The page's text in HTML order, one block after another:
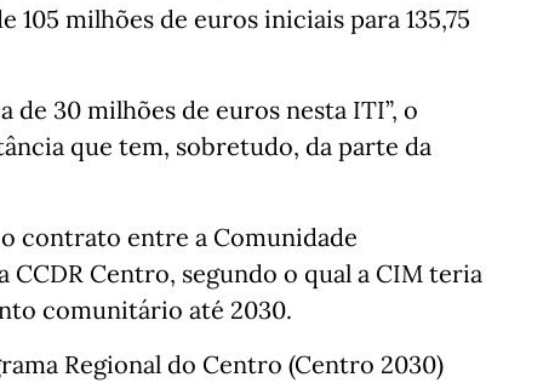
105 milhões de euros iniciais para 135,75
de 30 milhões de euros nesta ITI”, o
que tem, sobretudo, da parte da
o contrato entre a Comunidade
Centro, segundo o qual a CIM teria
comunitário até 2030.
Regional do Centro (Centro 2030)